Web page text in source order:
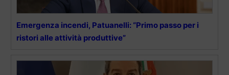
Emergenza incendi, Patuanelli: “Primo passo per i
ristori alle attività produttive”